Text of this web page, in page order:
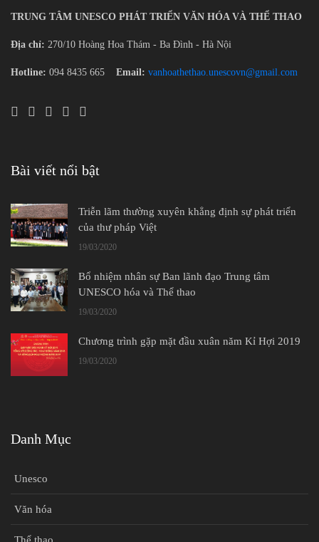
TRUNG TÂM UNESCO PHÁT TRIỂN VĂN HÓA VÀ THỂ THAO
Địa chỉ: 270/10 Hoàng Hoa Thám - Ba Đình - Hà Nội
Hotline: 094 8435 665 Email: vanhoathethao.unescovn@gmail.com
Bài viết nổi bật
Triễn lãm thường xuyên khẳng định sự phát triển
của thư pháp Việt
19/03/2020
Bổ nhiệm nhân sự Ban lãnh đạo Trung tâm
UNESCO hóa và Thể thao
19/03/2020
Chương trình gặp mặt đầu xuân năm Kỉ Hợi 2019
19/03/2020
Danh Mục
Unesco
Văn hóa